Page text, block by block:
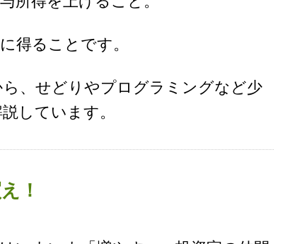
得ることです。
、せどりやプログラミングなど少
しています。
！